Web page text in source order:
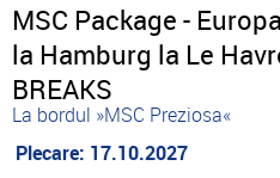
MSC Package -
la Hamburg la Le
BREAKS
La bordul »MSC Preziosa«
Plecare: 17.10.2027